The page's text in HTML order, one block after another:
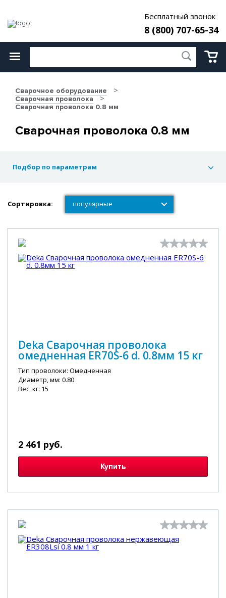
Бесплатный звонок
8 (800) 707-65-34
Сварочное оборудование
Сварочная проволока
Сварочная проволока 0.8 мм
Сварочная проволока 0.8 мм
Подбор по параметрам
Сортировка: популярные
популярные
Deka Сварочная проволока
омедненная ER70S-6 d. 0.8мм 15 кг
Тип проволоки: Омедненная
Диаметр, мм: 0.80
Вес, кг: 15
2 461 руб.
Купить